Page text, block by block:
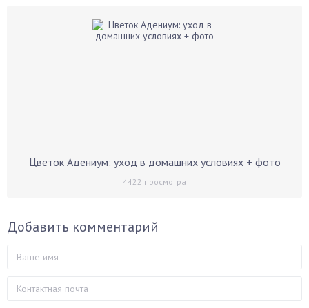
Цветок Адениум: уход в домашних условиях + фото
4422 просмотра
Добавить комментарий